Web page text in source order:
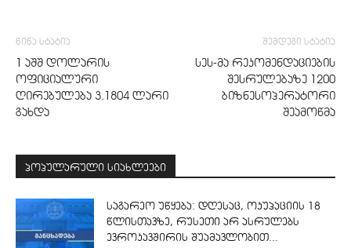
წინა სტატია
1 აშშ დოლარის
ოფიციალური
ღირებულება 3.1804 ლარი
გახდა
შემდეგი სტატია
სეს-მა რეკომენდაციების
შესრულებაზე 1200
ბიზნესოპერატორი
შეამოწმა
პოპულარული სიახლეები
საგარეო უწყება: დღესაც, ოკუპაციის 18
წლისთავზე, რუსეთი არ ასრულებს
ევროკავშირის შუამავლობით...